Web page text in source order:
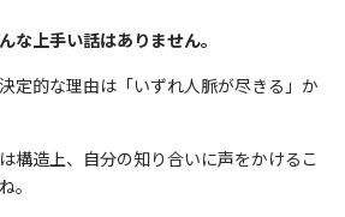
な上手い話はありません。
定的な理由は「いずれ人脈が尽きる」か
構造上、自分の知り合いに声をかけるこ
。